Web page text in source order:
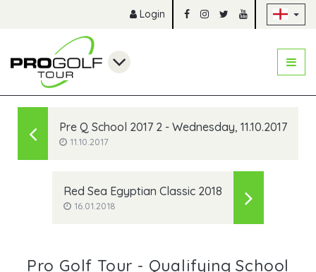
Login
Pre Q School 2017 2 - Wednesday, 11.10.2017
11.10.2017
Red Sea Egyptian Classic 2018
16.01.2018
Pro Golf Tour - Qualifying School